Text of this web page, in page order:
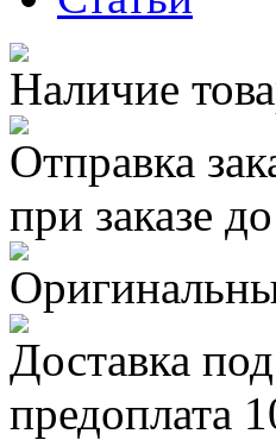
Наличие
Отправка
при заказе
Доставка под
предоплата